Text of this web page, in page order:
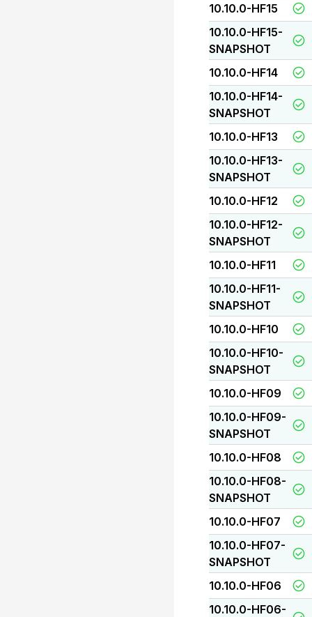
10.10.0-HF15
10.10.0-HF15-
SNAPSHOT
10.10.0-HF14
10.10.0-HF14-
SNAPSHOT
10.10.0-HF13
10.10.0-HF13-
SNAPSHOT
10.10.0-HF12
10.10.0-HF12-
SNAPSHOT
10.10.0-HF11
10.10.0-HF11-
SNAPSHOT
10.10.0-HF10
10.10.0-HF10-
SNAPSHOT
10.10.0-HF09
10.10.0-HF09-
SNAPSHOT
10.10.0-HF08
10.10.0-HF08-
SNAPSHOT
10.10.0-HF07
10.10.0-HF07-
SNAPSHOT
10.10.0-HF06
10.10.0-HF06-